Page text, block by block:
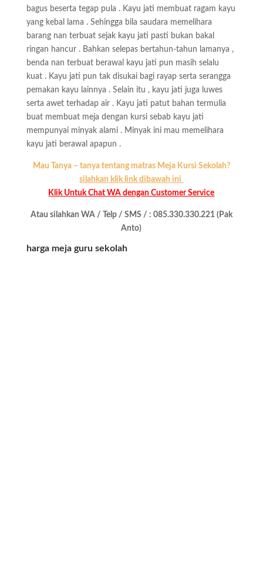
bagus beserta tegap pula . Kayu jati membuat ragam kayu
yang kebal lama . Sehingga bila saudara memelihara
barang nan terbuat sejak kayu jati pasti bukan bakal
ringan hancur . Bahkan selepas bertahun-tahun lamanya ,
benda nan terbuat berawal kayu jati pun masih selalu
kuat . Kayu jati pun tak disukai bagi rayap serta serangga
pemakan kayu lainnya . Selain itu , kayu jati juga luwes
serta awet terhadap air . Kayu jati patut bahan termulia
buat membuat meja dengan kursi sebab kayu jati
mempunyai minyak alami . Minyak ini mau memelihara
kayu jati berawal apapun .
Mau Tanya – tanya tentang matras Meja Kursi Sekolah?
silahkan klik link dibawah ini
Klik Untuk Chat WA dengan Customer Service
Atau silahkan WA / Telp / SMS / : 085.330.330.221 (Pak
Anto)
harga meja guru sekolah